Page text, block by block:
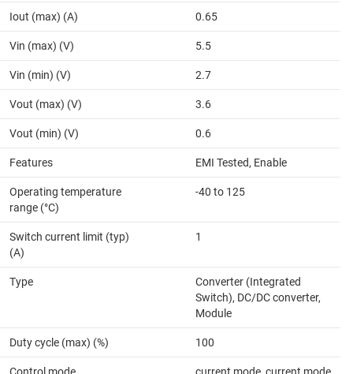
Iout (max) (A) 0.65
Vin (max) (V) 5.5
Vin (min) (V) 2.7
Vout (max) (V) 3.6
Vout (min) (V) 0.6
Features EMI Tested, Enable
Operating temperature
range (°C)
-40 to 125
Switch current limit (typ)
(A)
1
Type
Converter (Integrated
Switch), DC/DC converter,
Module
Duty cycle (max) (%) 100